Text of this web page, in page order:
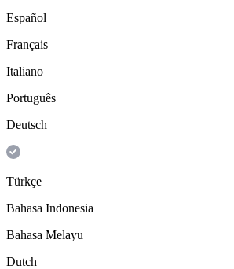
Español
Français
Italiano
Português
Deutsch
Türkçe
Bahasa Indonesia
Bahasa Melayu
Dutch